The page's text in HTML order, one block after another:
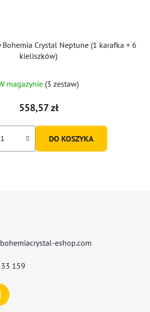
Crystal Neptune (1 karafka + 6
kieliszków)
magazynie (3 zestaw)
558,57 zł
DO KOSZYKA
bohemiacrystal-eshop.com
159